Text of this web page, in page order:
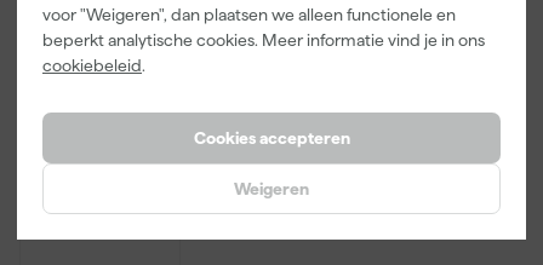
voor "Weigeren", dan plaatsen we alleen functionele en
beperkt analytische cookies. Meer informatie vind je in ons
cookiebeleid.
Cookies accepteren
Weigeren